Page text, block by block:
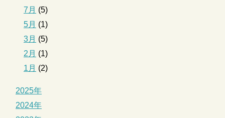
7月 (5)
5月 (1)
3月 (5)
2月 (1)
1月 (2)
2025年
2024年